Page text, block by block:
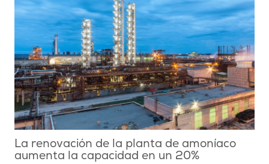
La renovación de la planta de amoníaco
aumenta la capacidad en un 20%